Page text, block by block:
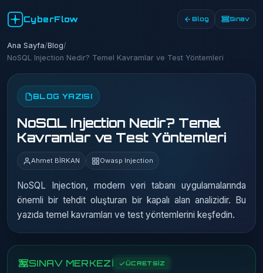
CyberFlow Blog Sınav
Ana Sayfa/Blog/
NoSQL Injection Nedir? Temel Kavramlar ve Test Yöntemleri
BLOG YAZISI
NoSQL Injection Nedir? Temel
Kavramlar ve Test Yöntemleri
Ahmet BİRKAN Owasp Injection
NoSQL Injection, modern veri tabanı uygulamalarında
önemli bir tehdit oluşturan bir kapalı alan analizidir. Bu
yazıda temel kavramları ve test yöntemlerini keşfedin.
SINAV MERKEZİ ÜCRETSİZ